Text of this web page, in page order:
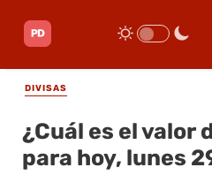
DIVISAS
¿Cuál es el valor
para hoy, lunes